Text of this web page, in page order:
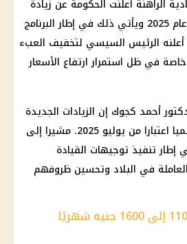
الراهنة أعلنت الحكومة عن زيادة
رواتب الموظفين بحلول عام 2025 ويأتي ذلك في إطار البرنامج
أعلنه الرئيس السيسي لتخفيف العبء
في ظل استمرار ارتفاع الأسعار
أحمد كجوك إن الزيادات الجديدة
في الرواتب ستصرف رسميا اعتبارا من يوليو 2025. مشيرا إلى
تنفيذ توجيهات القيادة
في البلاد وتحسين ظروفهم